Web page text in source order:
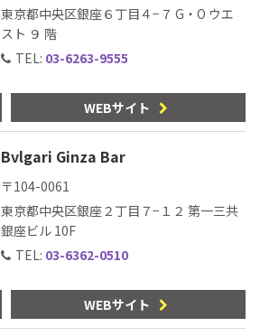
東京都中央区銀座６丁目４−７ G・O ウエ
スト ９ 階
TEL: 03-6263-9555
WEBサイト
Bvlgari Ginza Bar
〒104-0061
東京都中央区銀座２丁目７−１２ 第一三共
銀座ビル 10F
TEL: 03-6362-0510
WEBサイト